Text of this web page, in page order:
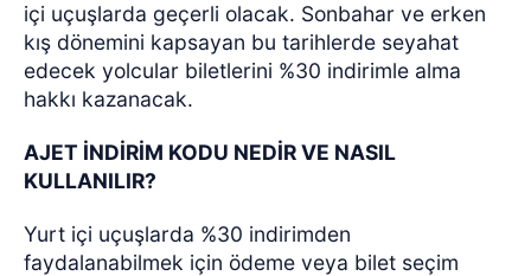
içi uçuşlarda geçerli olacak. Sonbahar ve erken
kış dönemini kapsayan bu tarihlerde seyahat
edecek yolcular biletlerini %30 indirimle alma
hakkı kazanacak.
AJET İNDİRİM KODU NEDİR VE NASIL
KULLANILIR?
Yurt içi uçuşlarda %30 indirimden
faydalanabilmek için ödeme veya bilet seçim